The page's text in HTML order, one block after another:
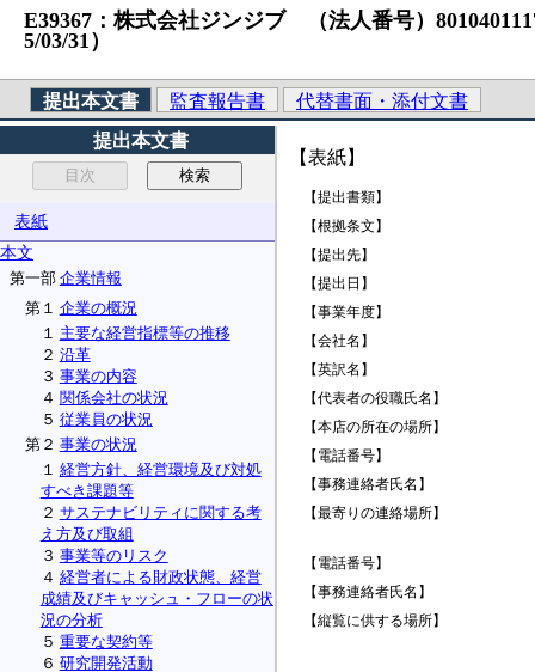
E39367：株式会社ジンジブ （法人番号）
5/03/31）
提出本文書 監査報告書
代替書面・添付文書
提出本文書